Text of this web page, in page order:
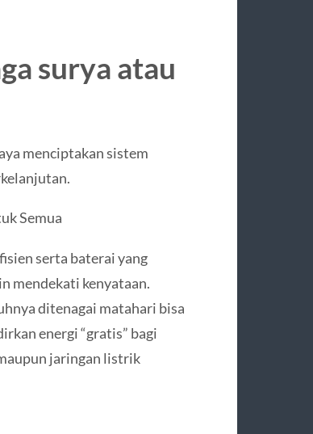
surya atau
menciptakan sistem
Semua
serta baterai yang
mendekati kenyataan.
ditenagai matahari bisa
energi “gratis” bagi
jaringan listrik